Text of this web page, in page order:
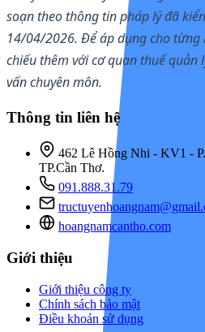
soạn theo thông tin pháp lý đã
14/04/2026. Để áp dụng cho từng
chiếu thêm với cơ quan thuế quản
vấn chuyên môn.
Thông tin liên hệ
462 Lê Hồng Nhi - KV1 -
TP.Cần Thơ.
091.888.31.79
hoangnamcantho.com
Giới thiệu
Giới thiệu công ty
Chính sách bảo mật
Điều khoản sử dụng